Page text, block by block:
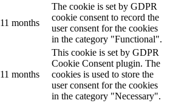
11 months
The cookie is set by GDPR
cookie consent to record the
user consent for the cookies
in the category "Functional".
11 months
This cookie is set by GDPR
Cookie Consent plugin. The
cookies is used to store the
user consent for the cookies
in the category "Necessary".